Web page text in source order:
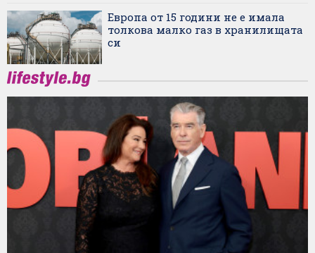
Европа от 15 години не е имала
толкова малко газ в хранилищата
си